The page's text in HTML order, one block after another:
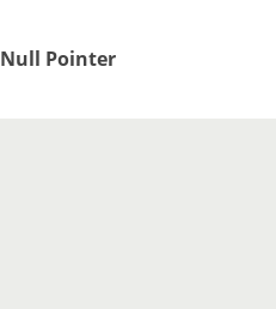
Null Pointer